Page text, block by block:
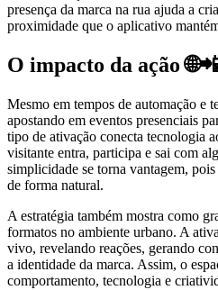
presença da marca na rua ajuda a
proximidade que o aplicativo
O impacto da ação
Mesmo em tempos de automação e
apostando em eventos presenciais
tipo de ativação conecta tecnologia
visitante entra, participa e sai com
simplicidade se torna vantagem,
de forma natural.
A estratégia também mostra como
formatos no ambiente urbano. A
vivo, revelando reações, gerando
a identidade da marca. Assim, o
comportamento, tecnologia e